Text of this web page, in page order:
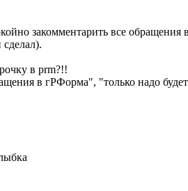
закомментарить все
в prm?!!
в гРФорма", "только надо